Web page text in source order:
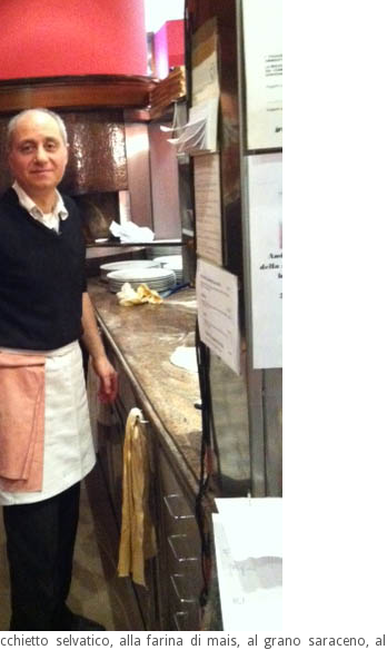
selvatico, alla farina di mais, al grano saraceno, al